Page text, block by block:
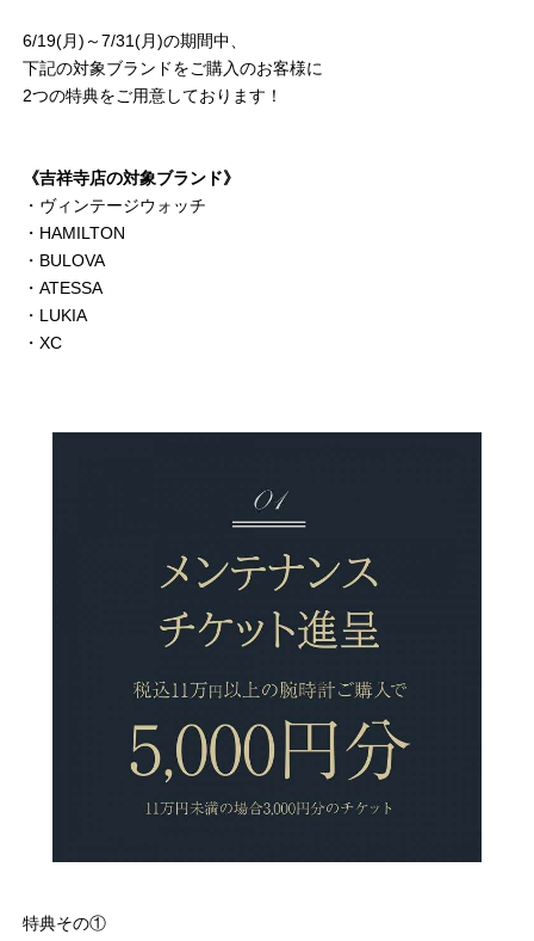
6/19(月)～7/31(月)の期間中、
下記の対象ブランドをご購入のお客様に
2つの特典をご用意しております！
《吉祥寺店の対象ブランド》
・ヴィンテージウォッチ
・HAMILTON
・BULOVA
・ATESSA
・LUKIA
・XC
特典その①